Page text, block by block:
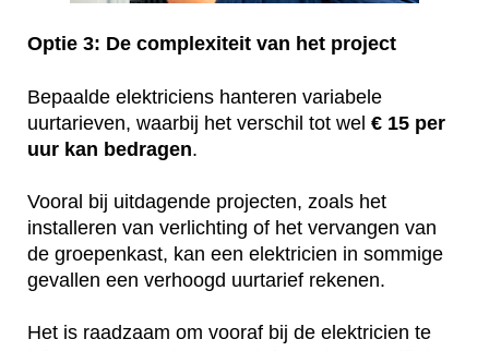
Optie 3: De complexiteit van het project
Bepaalde elektriciens hanteren variabele
uurtarieven, waarbij het verschil tot wel € 15 per
uur kan bedragen.
Vooral bij uitdagende projecten, zoals het
installeren van verlichting of het vervangen van
de groepenkast, kan een elektricien in sommige
gevallen een verhoogd uurtarief rekenen.
Het is raadzaam om vooraf bij de elektricien te